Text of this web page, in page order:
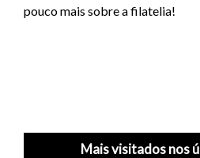
pouco mais sobre a filatelia!
Mais visitados nos